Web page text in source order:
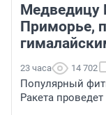
Медведицу
Приморье,
23 часа 14 702
Популярный
Ракета